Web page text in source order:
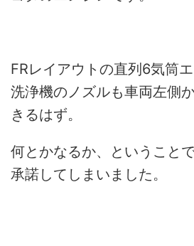
FRレイアウトの直列6気筒エ
洗浄機のノズルも車両左側
きるはず。
何とかなるか、ということ
承諾してしまいました。